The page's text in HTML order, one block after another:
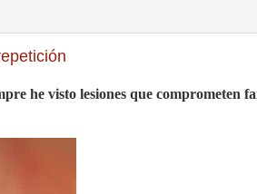
he visto lesiones que comprometen